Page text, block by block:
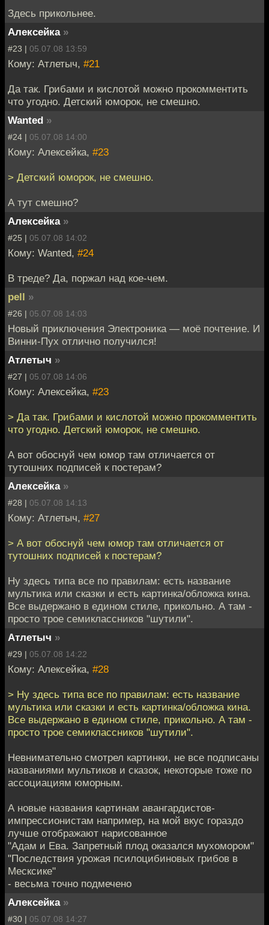
Здесь прикольнее.
Алексейка »
#23 | 05.07.08 13:59
Кому: Атлетыч, #21
Да так. Грибами и кислотой можно прокомментить
что угодно. Детский юморок, не смешно.
Wanted »
#24 | 05.07.08 14:00
Кому: Алексейка, #23
> Детский юморок, не смешно.
А тут смешно?
Алексейка »
#25 | 05.07.08 14:02
Кому: Wanted, #24
В треде? Да, поржал над кое-чем.
pell »
#26 | 05.07.08 14:03
Новый приключения Электроника — моё почтение. И
Винни-Пух отлично получился!
Атлетыч »
#27 | 05.07.08 14:06
Кому: Алексейка, #23
> Да так. Грибами и кислотой можно прокомментить
что угодно. Детский юморок, не смешно.
А вот обоснуй чем юмор там отличается от
тутошних подписей к постерам?
Алексейка »
#28 | 05.07.08 14:13
Кому: Атлетыч, #27
> А вот обоснуй чем юмор там отличается от
тутошних подписей к постерам?
Ну здесь типа все по правилам: есть название
мультика или сказки и есть картинка/обложка кина.
Все выдержано в едином стиле, прикольно. А там -
просто трое семиклассников "шутили".
Атлетыч »
#29 | 05.07.08 14:22
Кому: Алексейка, #28
> Ну здесь типа все по правилам: есть название
мультика или сказки и есть картинка/обложка кина.
Все выдержано в едином стиле, прикольно. А там -
просто трое семиклассников "шутили".
Невнимательно смотрел картинки, не все подписаны
названиями мультиков и сказок, некоторые тоже по
ассоциациям юморным.
А новые названия картинам авангардистов-
импрессионистам например, на мой вкус гораздо
лучше отображают нарисованное
"Адам и Ева. Запретный плод оказался мухомором"
"Последствия урожая псилоцибиновых грибов в
Месксике"
- весьма точно подмечено
Алексейка »
#30 | 05.07.08 14:27